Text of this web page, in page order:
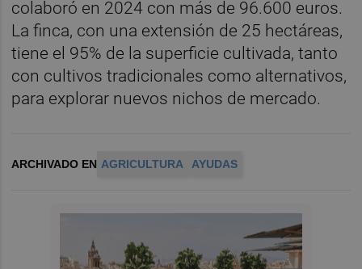
colaboró en 2024 con más de 96.600 euros.
La finca, con una extensión de 25 hectáreas,
tiene el 95% de la superficie cultivada, tanto
con cultivos tradicionales como alternativos,
para explorar nuevos nichos de mercado.
ARCHIVADO EN AGRICULTURA AYUDAS